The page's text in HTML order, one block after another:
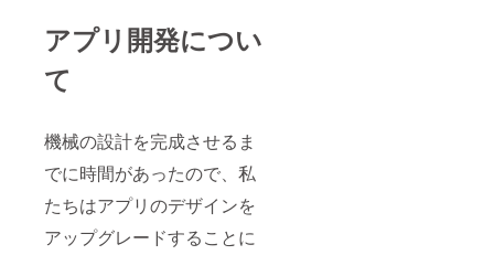
アプリ開発につい
て
機械の設計を完成させるま
でに時間があったので、私
たちはアプリのデザインを
アップグレードすることに